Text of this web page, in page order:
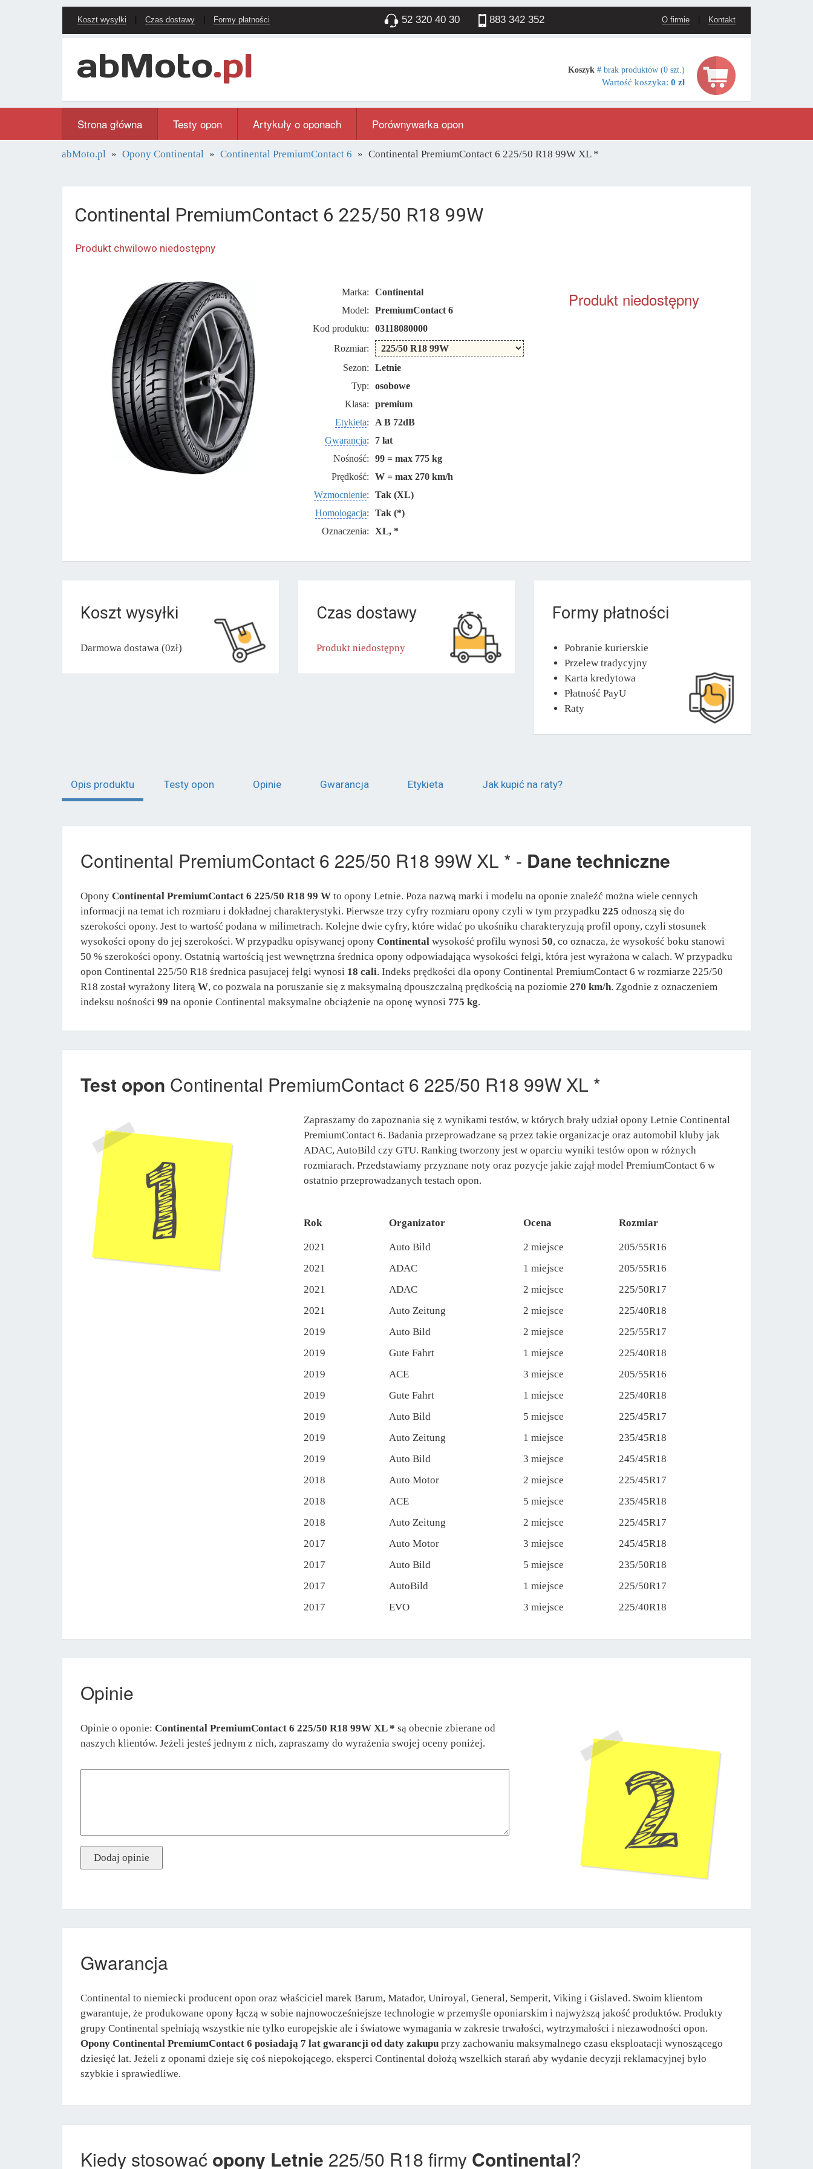
Koszt wysyłki Czas dostawy Formy płatności 52 320 40 30 883 342 352 O firmie Kontakt
Koszyk # brak produktów (0 szt.)
Wartość koszyka: 0 zł
Strona główna Testy opon Artykuły o oponach Porównywarka opon
abMoto.pl Opony Continental Continental PremiumContact 6 Continental PremiumContact 6 225/50 R18 99W XL *
Continental PremiumContact 6 225/50 R18 99W
Produkt chwilowo niedostępny
Marka:
Continental
Model:
PremiumContact 6
Kod produktu:
03118080000
Rozmiar:
Sezon:
Letnie
Typ:
osobowe
Klasa:
premium
Etykieta:
A B 72dB
Gwarancja:
7 lat
Nośność:
99 = max 775 kg
Prędkość:
W = max 270 km/h
Wzmocnienie:
Tak (XL)
Homologacja:
Tak (*)
Oznaczenia:
XL, *
Produkt niedostępny
Koszt wysyłki
Darmowa dostawa (0zł)
Czas dostawy
Produkt niedostępny
Formy płatności
Pobranie kurierskie
Przelew tradycyjny
Karta kredytowa
Płatność PayU
Raty
Opis produktu Testy opon Opinie Gwarancja Etykieta Jak kupić na raty?
Continental PremiumContact 6 225/50 R18 99W XL * - Dane techniczne
Opony Continental PremiumContact 6 225/50 R18 99 W to opony Letnie. Poza nazwą marki i modelu na oponie znaleźć można wiele cennych
informacji na temat ich rozmiaru i dokładnej charakterystyki. Pierwsze trzy cyfry rozmiaru opony czyli w tym przypadku 225 odnoszą się do
szerokości opony. Jest to wartość podana w milimetrach. Kolejne dwie cyfry, które widać po ukośniku charakteryzują profil opony, czyli stosunek
wysokości opony do jej szerokości. W przypadku opisywanej opony Continental wysokość profilu wynosi 50, co oznacza, że wysokość boku stanowi
50 % szerokości opony. Ostatnią wartością jest wewnętrzna średnica opony odpowiadająca wysokości felgi, która jest wyrażona w calach. W przypadku
opon Continental 225/50 R18 średnica pasujacej felgi wynosi 18 cali. Indeks prędkości dla opony Continental PremiumContact 6 w rozmiarze 225/50
R18 został wyrażony literą W, co pozwala na poruszanie się z maksymalną dpouszczalną prędkością na poziomie 270 km/h. Zgodnie z oznaczeniem
indeksu nośności 99 na oponie Continental maksymalne obciążenie na oponę wynosi 775 kg.
Test opon Continental PremiumContact 6 225/50 R18 99W XL *
Zapraszamy do zapoznania się z wynikami testów, w których brały udział opony Letnie Continental
PremiumContact 6. Badania przeprowadzane są przez takie organizacje oraz automobil kluby jak
ADAC, AutoBild czy GTU. Ranking tworzony jest w oparciu wyniki testów opon w różnych
rozmiarach. Przedstawiamy przyznane noty oraz pozycje jakie zajął model PremiumContact 6 w
ostatnio przeprowadzanych testach opon.
Rok Organizator Ocena Rozmiar
2021 Auto Bild 2 miejsce
205/55R16
2021
ADAC 1 miejsce
205/55R16
2021
ADAC 2 miejsce
225/50R17
2021
Auto Zeitung 2 miejsce
225/40R18
2019
Auto Bild 2 miejsce
225/55R17
2019
Gute Fahrt 1 miejsce
225/40R18
2019
ACE 3 miejsce
205/55R16
2019
Gute Fahrt 1 miejsce
225/40R18
2019
Auto Bild 5 miejsce
225/45R17
2019
Auto Zeitung 1 miejsce
235/45R18
2019
Auto Bild 3 miejsce
245/45R18
2018
Auto Motor 2 miejsce
225/45R17
2018
ACE 5 miejsce
235/45R18
2018
Auto Zeitung 2 miejsce
225/45R17
2017
Auto Motor 3 miejsce
245/45R18
2017
Auto Bild 5 miejsce
235/50R18
2017
AutoBild 1 miejsce
225/50R17
2017
EVO 3 miejsce 225/40R18
Opinie
Opinie o oponie: Continental PremiumContact 6 225/50 R18 99W XL * są obecnie zbierane od
naszych klientów. Jeżeli jesteś jednym z nich, zapraszamy do wyrażenia swojej oceny poniżej.
Gwarancja
Continental to niemiecki producent opon oraz właściciel marek Barum, Matador, Uniroyal, General, Semperit, Viking i Gislaved. Swoim klientom
gwarantuje, że produkowane opony łączą w sobie najnowocześniejsze technologie w przemyśle oponiarskim i najwyższą jakość produktów. Produkty
grupy Continental spełniają wszystkie nie tylko europejskie ale i światowe wymagania w zakresie trwałości, wytrzymałości i niezawodności opon.
Opony Continental PremiumContact 6 posiadają 7 lat gwarancji od daty zakupu przy zachowaniu maksymalnego czasu eksploatacji wynoszącego
dziesięć lat. Jeżeli z oponami dzieje się coś niepokojącego, eksperci Continental dołożą wszelkich starań aby wydanie decyzji reklamacyjnej było
szybkie i sprawiedliwe.
Kiedy stosować opony Letnie 225/50 R18 firmy Continental?